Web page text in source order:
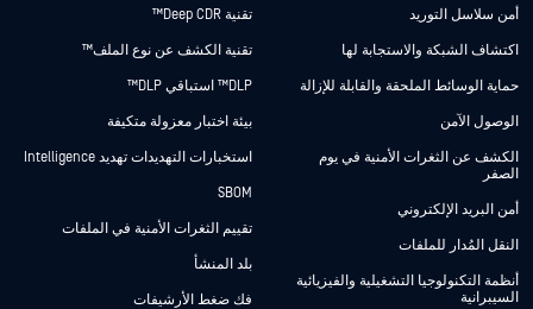
أمن سلاسل التوريد
اكتشاف الشبكة والاستجابة لها
حماية الوسائط الملحقة والقابلة للإزالة
الوصول الآمن
الكشف عن الثغرات الأمنية في يوم
الصفر
أمن البريد الإلكتروني
النقل المُدار للملفات
أنظمة التكنولوجيا التشغيلية والفيزيائية
السيبرانية
تقنية Deep CDR™
تقنية الكشف عن نوع الملف™
DLP™ استباقي DLP™
بيئة اختبار معزولة متكيفة
استخبارات التهديدات تهديد Intelligence
SBOM
تقييم الثغرات الأمنية في الملفات
بلد المنشأ
فك ضغط الأرشيفات